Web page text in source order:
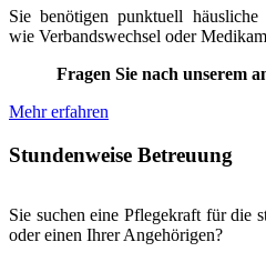
Sie benötigen punktuell
wie Verbandswechsel oder
Fragen Sie nach unserem
Mehr erfahren
Stundenweise Betreuung
Sie suchen eine Pflegekraft für die
oder einen Ihrer Angehörigen?